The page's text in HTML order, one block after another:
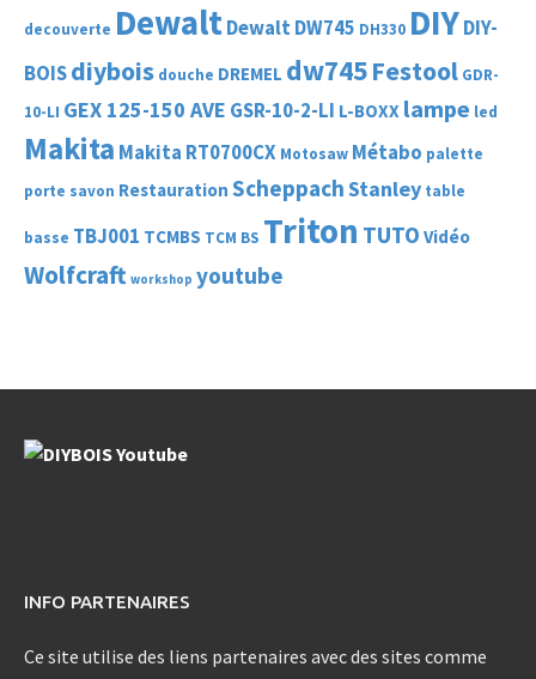
decouverte DewaltDewalt DW745 DH330 DIYDIY-
BOISdiybois douche DREMEL dw745Festool GDR-
10-LI GEX 125-150 AVE GSR-10-2-LI L-BOXX lampe led
Makita Makita RT0700CX Motosaw Métabo palette
porte savon Restauration ScheppachStanley table
basse TBJ001 TCMBS TCM BS Triton TUTO Vidéo
Wolfcraft workshop youtube
INFO PARTENAIRES
Ce site utilise des liens partenaires avec des sites comme